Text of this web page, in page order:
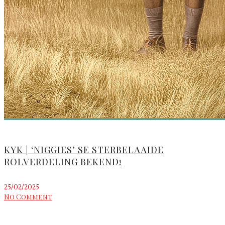
KYK | ‘NIGGIES’ SE STERBELAAIDE
ROLVERDELING BEKEND!
25/02/2025
No Comment